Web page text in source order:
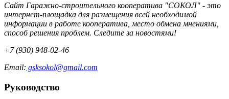
Сайт Гаражно-строительного кооператива "СОКОЛ" - это
интернет-площадка для размещения всей необходимой
информации в работе кооператива, место обмена мнениями,
способ решения проблем. Следите за новостями!
+7 (930) 948-02-46
Email: gsksokol@gmail.com
Руководство